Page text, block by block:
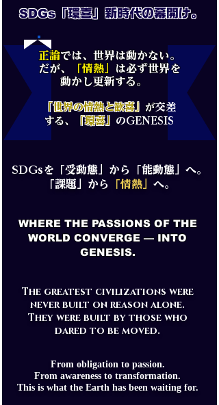
SDGs「環喜」新時代の幕開け。
正論では、世界は動かない。
だが、
「情熱」
は必ず世界を
動かし更新する。
「世界の情熱と歓喜」 が交差
する、
「環喜」 のGENESIS
SDGsを「受動態」から「能動態」へ。
「課題」から
「情熱」 へ。
WHERE THE PASSIONS OF THE
WORLD CONVERGE — INTO
GENESIS.
The greatest civilizations were
never built on reason alone.
They were built by those who
dared to be moved.
From obligation to passion.
From awareness to transformation.
This is what the Earth has been waiting for.